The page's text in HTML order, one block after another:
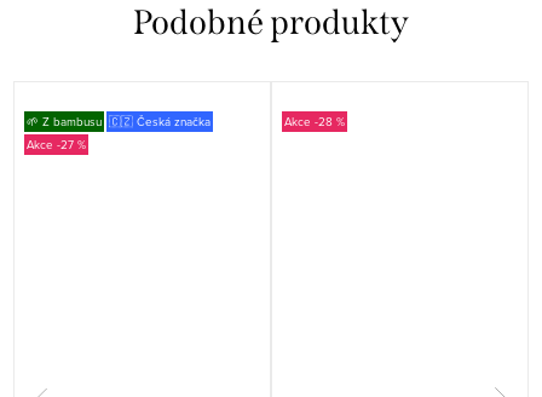
🌱 Z bambusu 🇨🇿 Česká značka
-27 %
-28 %